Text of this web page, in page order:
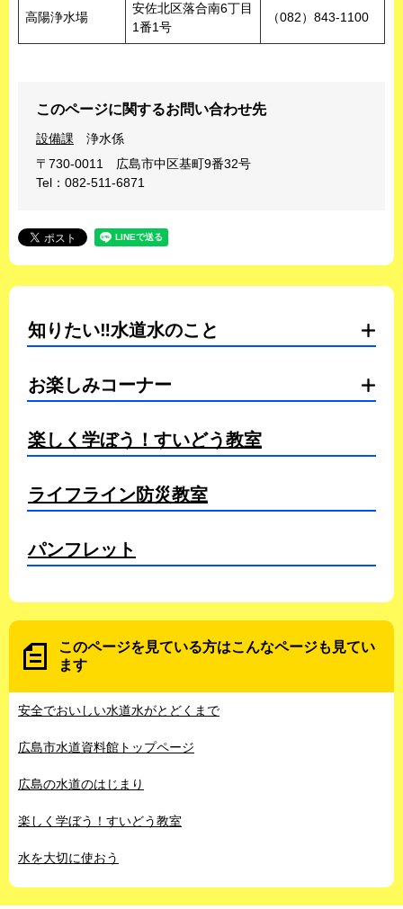
高陽浄水場
安佐北区落合南6丁目
1番1号
（082）843-1100
このページに関するお問い合わせ先
設備課
浄水係
〒730-0011
広島市中区基町9番32号
Tel：082-511-6871
知りたい‼水道水のこと
お楽しみコーナー
楽しく学ぼう！すいどう教室
ライフライン防災教室
パンフレット
このページを見ている方はこんなページも見てい
ます
安全でおいしい水道水がとどくまで
広島市水道資料館トップページ
広島の水道のはじまり
楽しく学ぼう！すいどう教室
水を大切に使おう